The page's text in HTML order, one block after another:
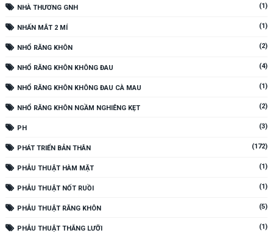
NHÀ THƯƠNG GNH (1)
NHẤN MẮT 2 MÍ (1)
NHỔ RĂNG KHÔN (2)
NHỔ RĂNG KHÔN KHÔNG ĐAU (4)
NHỔ RĂNG KHÔN KHÔNG ĐAU CÀ MAU (1)
NHỔ RĂNG KHÔN NGẦM NGHIÊNG KẸT (2)
PH (3)
PHÁT TRIỂN BẢN THÂN (172)
PHẪU THUẬT HÀM MẶT (1)
PHẪU THUẬT NỐT RUỒI (1)
PHẪU THUẬT RĂNG KHÔN (5)
PHẪU THUẬT THẮNG LƯỠI (1)